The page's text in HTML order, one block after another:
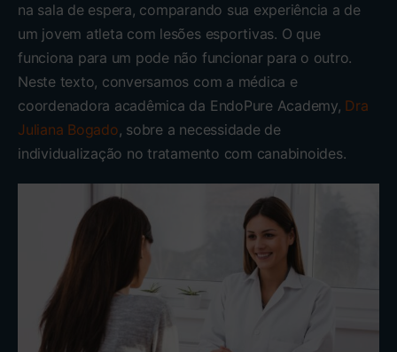
na sala de espera, comparando sua experiência a de
um jovem atleta com lesões esportivas. O que
funciona para um pode não funcionar para o outro.
Neste texto, conversamos com a médica e
coordenadora acadêmica da EndoPure Academy, Dra
Juliana Bogado, sobre a necessidade de
individualização no tratamento com canabinoides.